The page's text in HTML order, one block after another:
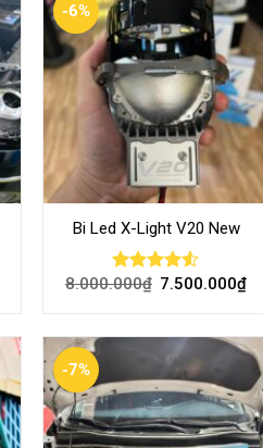
-6%
Bi Led X-Light V20 New
Rated
8.000.000₫ 7.500.000₫
-7%